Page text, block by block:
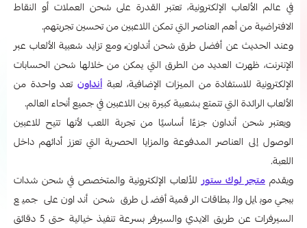
في عالم الألعاب الإلكترونية، تعتبر القدرة على شحن العملات أو النقاط
الافتراضية من أهم العناصر التي تمكن اللاعبين من تحسين تجربتهم.
وعند الحديث عن أفضل طرق شحن أنداون،ومع تزايد شعبية الألعاب عبر
الإنترنت، ظهرت العديد من الطرق التي يمكن من خلالها شحن الحسابات
الإلكترونية للاستفادة من الميزات الإضافية، لعبة أنداون تعد واحدة من
الألعاب الرائدة التي تتمتع بشعبية كبيرة بين اللاعبين في جميع أنحاء العالم.
ويعتبر شحن أنداون جزءًا أساسيًا من تجربة اللعب لأنها تتيح للاعبين
الوصول إلى العناصر المدفوعة والمزايا الحصرية التي تعزز أدائهم داخل
اللعبة.
ويقدم متجر لوك ستورللألعاب الإلكترونية والمتخصص في شحن شدات
ببجي موبايل والبطاقات الرقمية أفضل طرق شحن أنداون على جميع
السيرفرات عن طريق الايدي والسيرفر بسرعة تنفيذ خيالية حتى 5 دقائق